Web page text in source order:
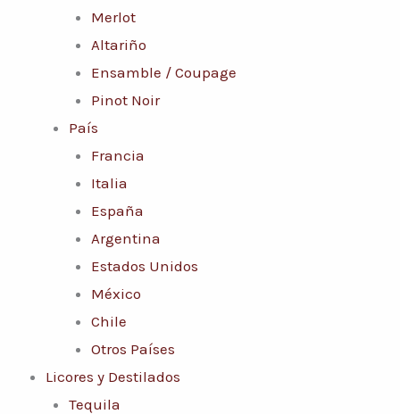
Merlot
Altariño
Ensamble / Coupage
Pinot Noir
País
Francia
Italia
España
Argentina
Estados Unidos
México
Chile
Otros Países
Licores y Destilados
Tequila